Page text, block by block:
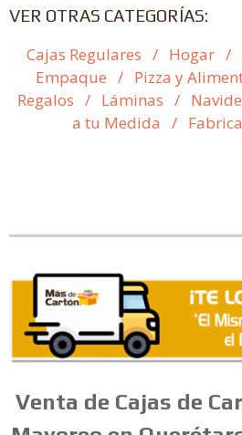
VER OTRAS CATEGORÍAS:
Cajas Regulares / Hogar /
Empaque / Pizza y
Regalos / Láminas /
a tu Medida /
Venta de Cajas de